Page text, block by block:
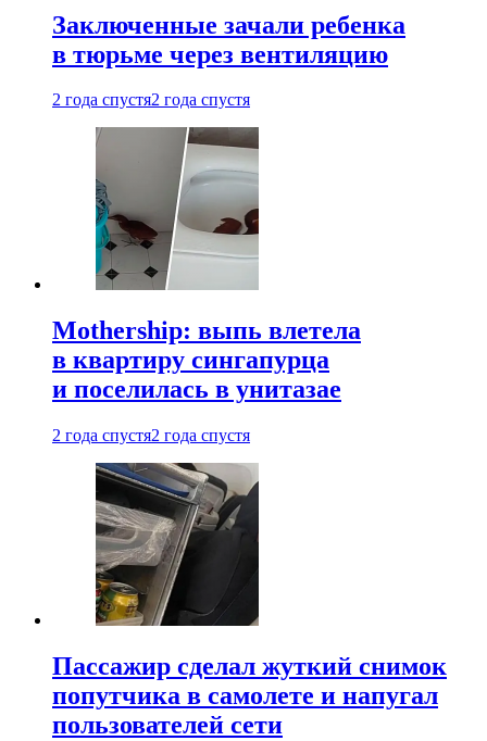
Заключенные зачали ребенка
в тюрьме через вентиляцию
2 года спустя2 года спустя
Mothership: выпь влетела
в квартиру сингапурца
и поселилась в унитазае
2 года спустя2 года спустя
Пассажир сделал жуткий снимок
попутчика в самолете и напугал
пользователей сети